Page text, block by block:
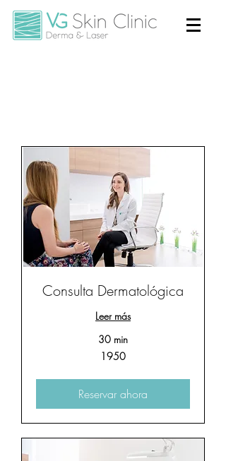
Consulta Dermatológica
Leer más
30 min
1950
Reservar ahora